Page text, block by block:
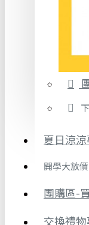
夏日涼
開學大放
團購區-
交換禮